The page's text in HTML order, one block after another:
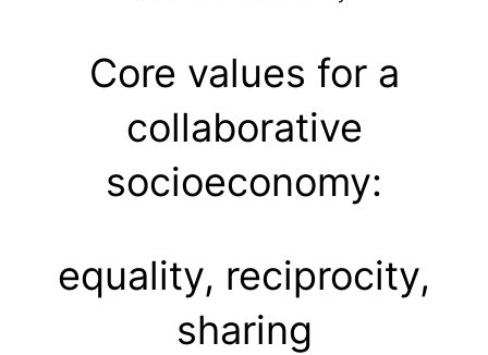
Core values ​​for a
collaborative
socioeconomy:
equality, reciprocity,
sharing